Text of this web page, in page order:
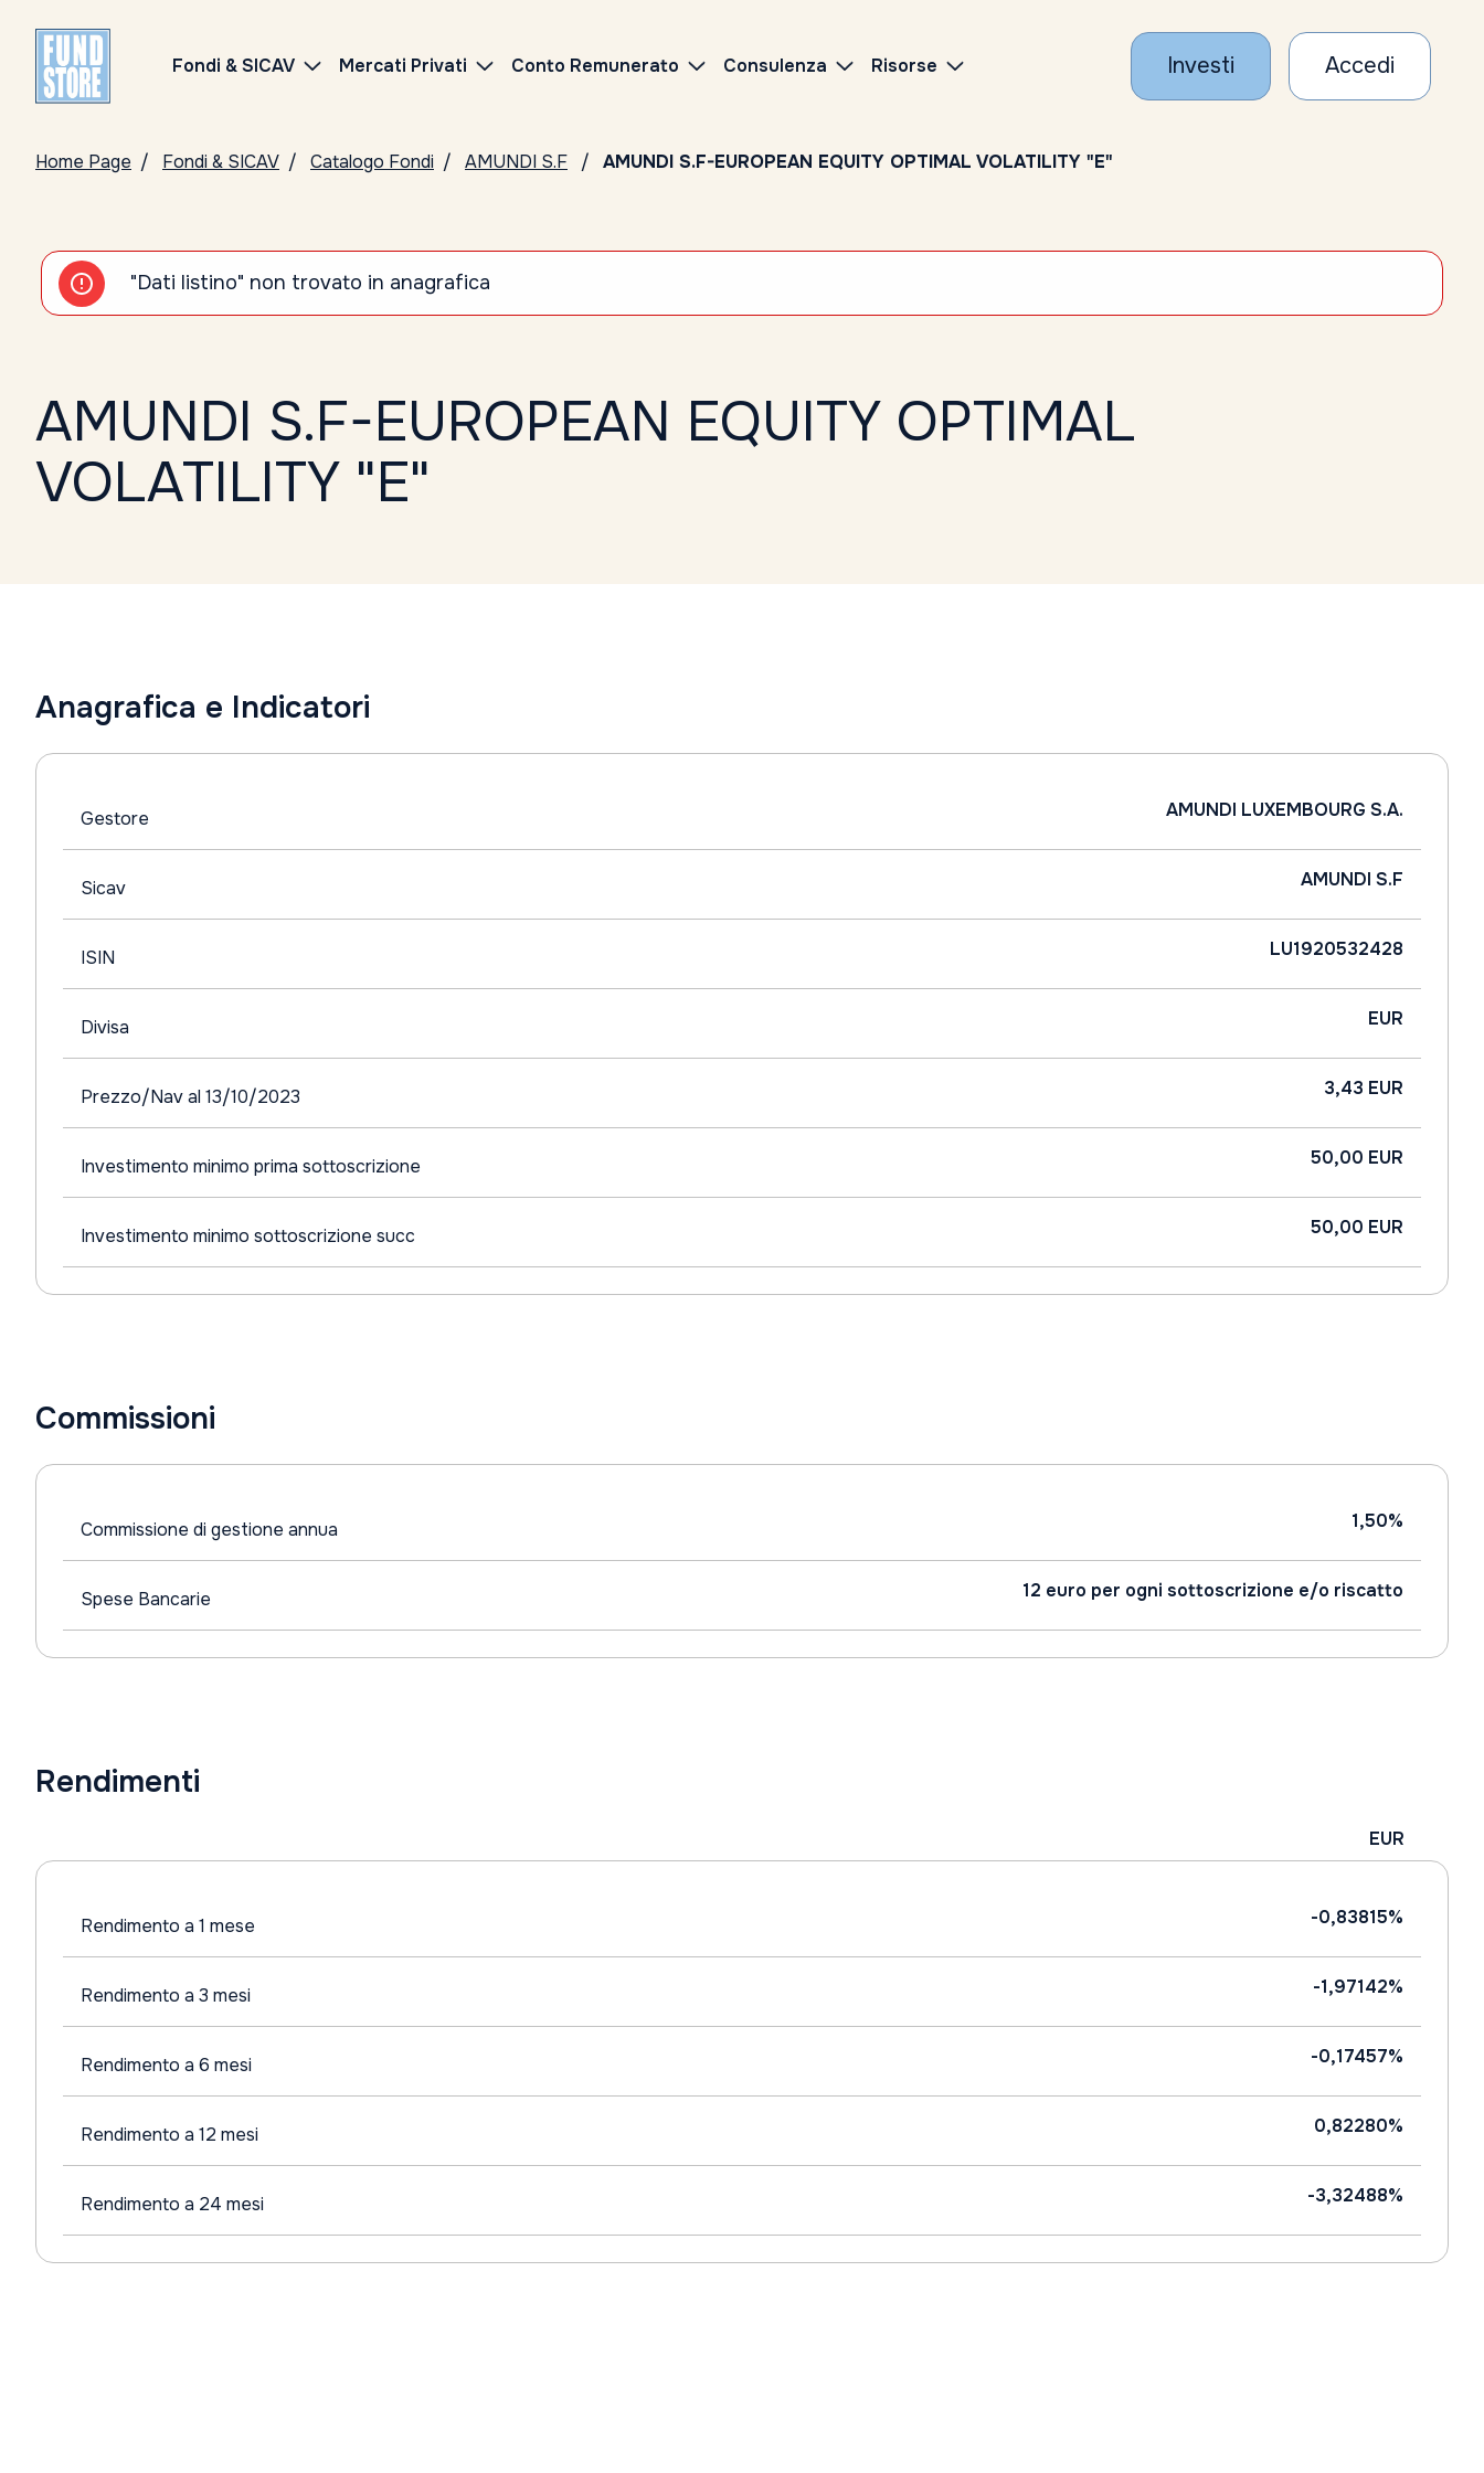
Fondi & SICAV Mercati Privati Conto Remunerato Consulenza Risorse Investi Accedi
Home Page Fondi & SICAV Catalogo Fondi AMUNDI S.F AMUNDI S.F-EUROPEAN EQUITY OPTIMAL VOLATILITY "E"
"Dati listino" non trovato in anagrafica
AMUNDI S.F-EUROPEAN EQUITY OPTIMAL
VOLATILITY "E"
Anagrafica e Indicatori
Gestore AMUNDI LUXEMBOURG S.A.
Sicav AMUNDI S.F
ISIN LU1920532428
Divisa EUR
Prezzo/Nav al 13/10/2023 3,43 EUR
Investimento minimo prima sottoscrizione 50,00 EUR
Investimento minimo sottoscrizione succ 50,00 EUR
Commissioni
Commissione di gestione annua 1,50%
Spese Bancarie 12 euro per ogni sottoscrizione e/o riscatto
Rendimenti
EUR
Rendimento a 1 mese -0,83815%
Rendimento a 3 mesi -1,97142%
Rendimento a 6 mesi -0,17457%
Rendimento a 12 mesi 0,82280%
Rendimento a 24 mesi -3,32488%